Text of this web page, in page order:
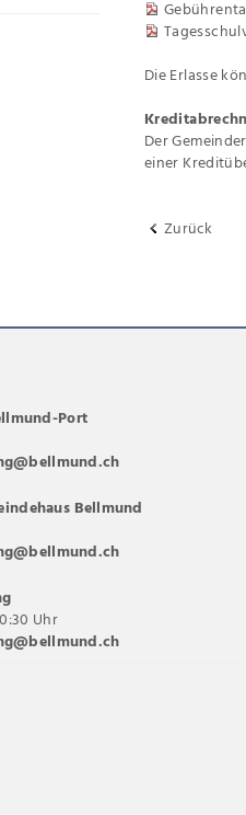
Die Erlasse
Der
einer
Zurück
Port
Bellmund
Uhr